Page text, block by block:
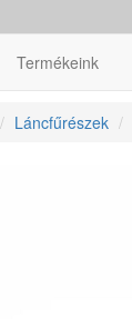
Termékeink
Láncfűrészek